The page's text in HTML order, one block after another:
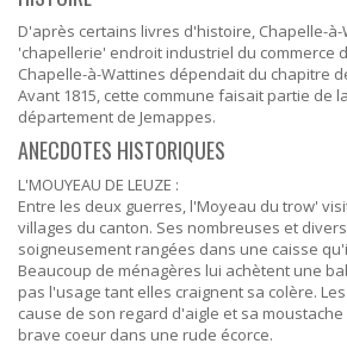
D'après certains livres d'histoire, Chapelle-
'chapellerie' endroit industriel du commerce
Chapelle-à-Wattines dépendait du chapitre
Avant 1815, cette commune faisait partie de
département de Jemappes.
ANECDOTES HISTORIQUES
L'MOUYEAU DE LEUZE :
Entre les deux guerres, l'Moyeau du trow'
villages du canton. Ses nombreuses et
soigneusement rangées dans une caisse
Beaucoup de ménagères lui achètent une
pas l'usage tant elles craignent sa colère.
cause de son regard d'aigle et sa
brave coeur dans une rude écorce.